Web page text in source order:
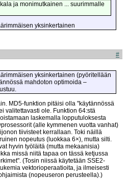
ja monimutkainen ... suurimmalle
yksinkertainen
#
yksinkertainen (pyöritellään
mahdoton optimoida –
MD5-funktion pitäisi olla "käytännössä
valitettavasti ole. Funktion 64:stä
laskemalla lopputuloksesta
(alle kymmenen vuotta vanhat)
tiivisteet kerrallaan. Toki näillä
nopeutus (luokkaa 6×), mutta silti.
hyvin työläitä (mutta mekaanisia)
missä niitä tapaa on tässä ketjussa
(Tosin niissä käytetään SSE2-
vektorioperaatioita, ja ilmeisesti
(nopeuseron perusteella).)